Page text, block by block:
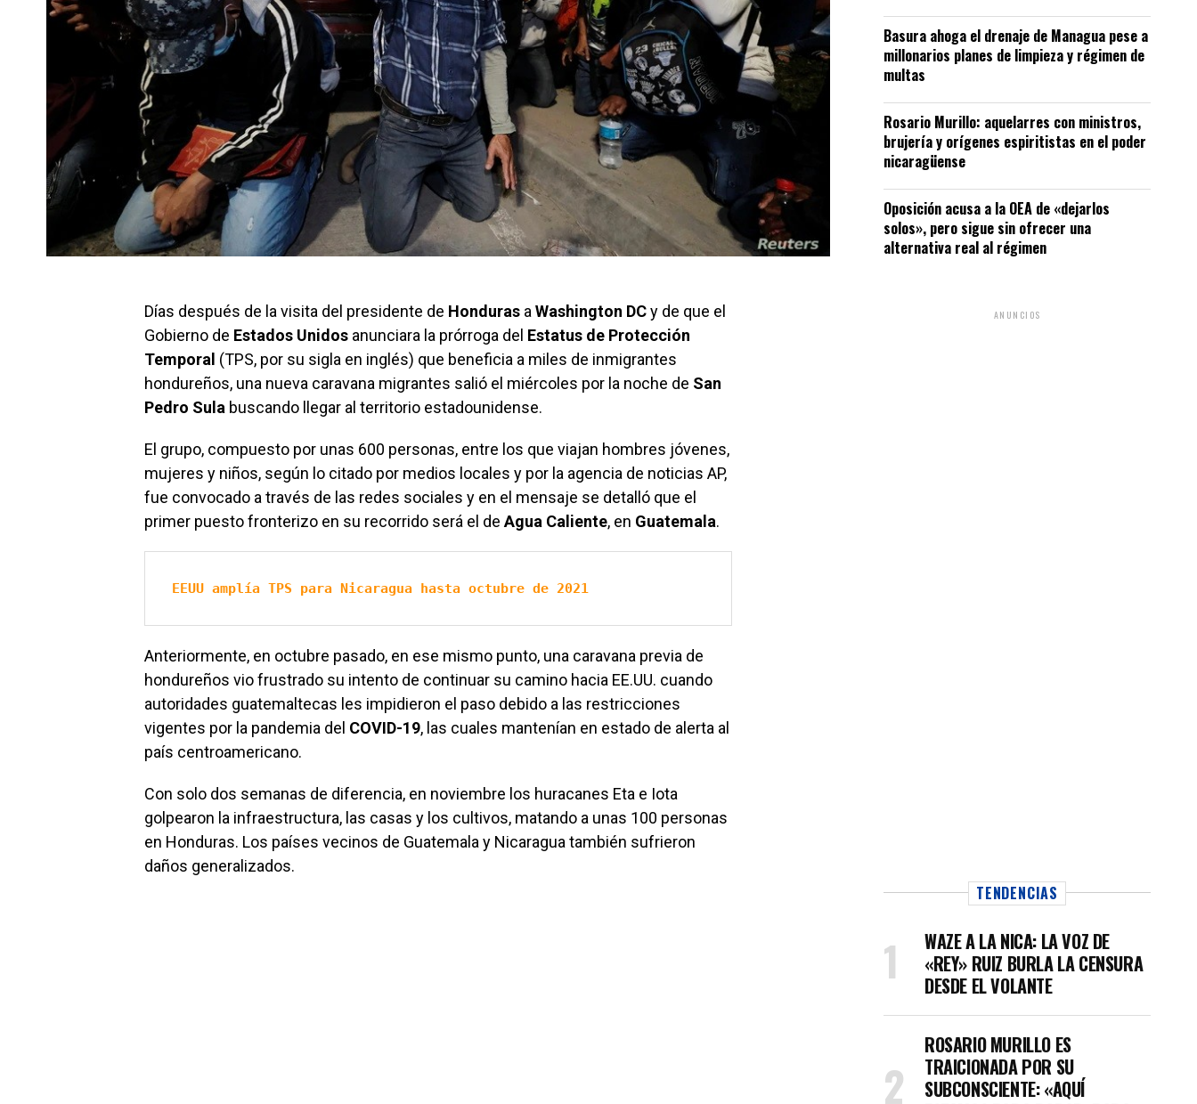
Días después de la visita del presidente de Honduras aWashington DCy de que el
Gobierno de Estados Unidos anunciara la prórroga del Estatus de Protección
Temporal (TPS, por su sigla en inglés) que beneficia a miles de inmigrantes
hondureños, una nueva caravana migrantes salió el miércoles por la noche de San
Pedro Sula buscando llegar al territorio estadounidense.
El grupo, compuesto por unas 600 personas, entre los que viajan hombres jóvenes,
mujeres y niños, según lo citado por medios locales y por la agencia de noticias AP,
fue convocado a través de las redes sociales y en el mensaje se detalló que el
primer puesto fronterizo en su recorrido será el deAgua Caliente, en Guatemala.
EEUU amplía TPS para Nicaragua hasta octubre de 2021
Anteriormente, en octubre pasado, en ese mismo punto, una caravana previa de
hondureños vio frustrado su intento de continuar su camino hacia EE.UU. cuando
autoridades guatemaltecas les impidieron el paso debido a las restricciones
vigentes por la pandemia del COVID-19, las cuales mantenían en estado de alerta al
país centroamericano.
Con solo dos semanas de diferencia, en noviembre los huracanes Eta e Iota
golpearon la infraestructura, las casas y los cultivos, matando a unas 100 personas
en Honduras. Los países vecinos de Guatemala y Nicaragua también sufrieron
daños generalizados.
Basura ahoga el drenaje de Managua pese a
millonarios planes de limpieza y régimen de
multas
Rosario Murillo: aquelarres con ministros,
brujería y orígenes espiritistas en el poder
nicaragüense
Oposición acusa a la OEA de «dejarlos
solos», pero sigue sin ofrecer una
alternativa real al régimen
ANUNCIOS
TENDENCIAS
WAZE A LA NICA: LA VOZ DE
«REY» RUIZ BURLA LA CENSURA
DESDE EL VOLANTE
ROSARIO MURILLO ES
TRAICIONADA POR SU
SUBCONSCIENTE: «AQUÍ